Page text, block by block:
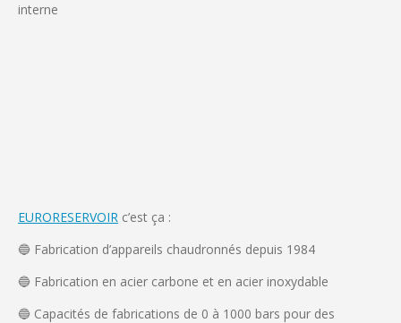
interne
EURORESERVOIR c’est ça :
🔵 Fabrication d’appareils chaudronnés depuis 1984
🔵 Fabrication en acier carbone et en acier inoxydable
🔵 Capacités de fabrications de 0 à 1000 bars pour des